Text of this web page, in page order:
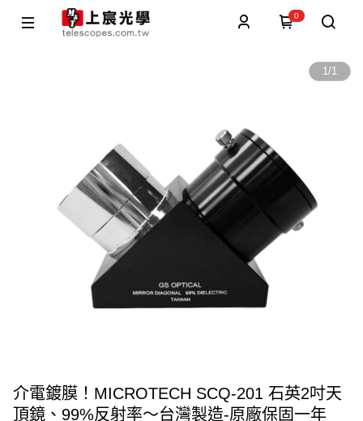
0
1/1
介電鍍膜！MICROTECH SCQ-201 石英2吋天
頂鏡、99%反射率～台灣製造-原廠保固一年